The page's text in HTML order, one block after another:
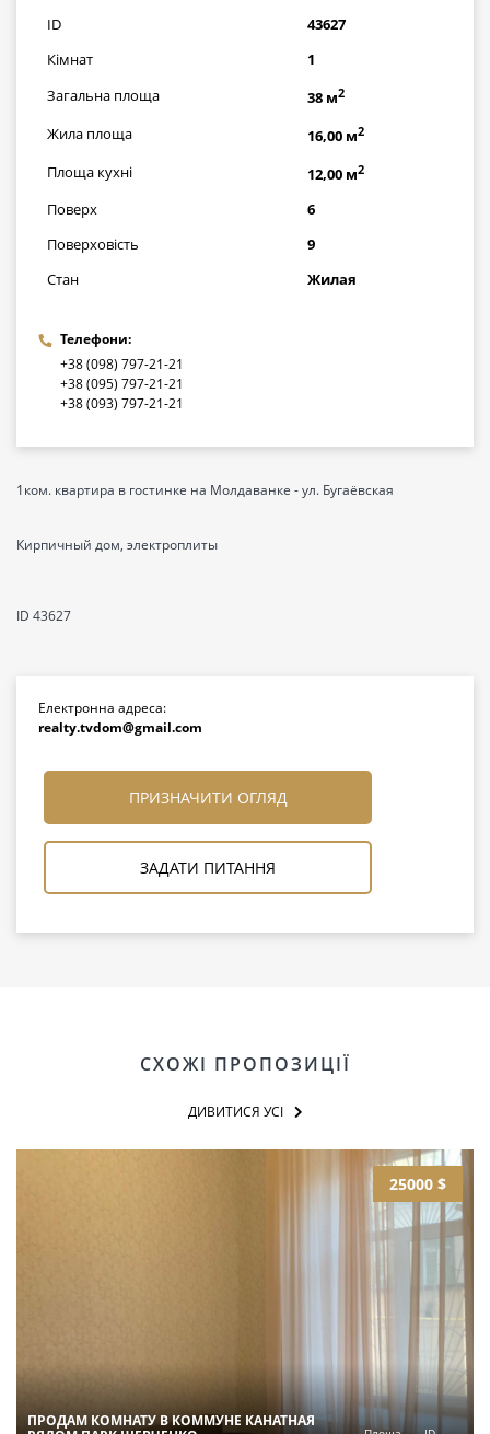
ID
43627
Кімнат
1
Загальна площа
38 м2
Жила площа 16,00 м2
Площа кухні 12,00 м2
Поверх
6
Поверховість
9
Стан
Жилая
Телефони:
+38 (098) 797-21-21
+38 (095) 797-21-21
+38 (093) 797-21-21
1ком. квартира в гостинке на Молдаванке - ул. Бугаёвская
Кирпичный дом, электроплиты
ID 43627
Електронна адреса:
realty.tvdom@gmail.com
ПРИЗНАЧИТИ ОГЛЯД
ЗАДАТИ ПИТАННЯ
СХОЖІ ПРОПОЗИЦІЇ
ДИВИТИСЯ УСІ
25000 $
ПРОДАМ КОМНАТУ В КОММУНЕ КАНАТНАЯ